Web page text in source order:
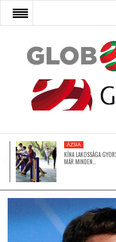
FŐOLDAL
AFRIKA
ÁZSIA
LATIN-AMERIKA
ÁZSIA
KÍNA LAKOSSÁGA
MÁR MINDEN…